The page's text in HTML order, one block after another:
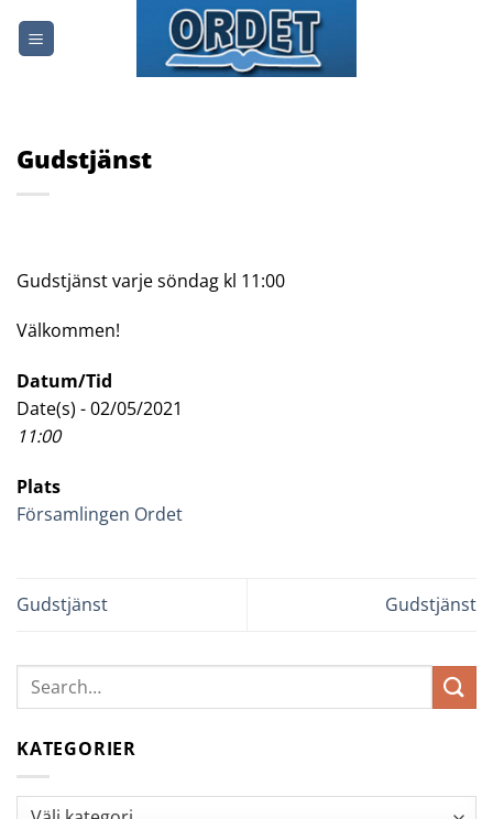
Gudstjänst
Gudstjänst varje söndag kl 11:00
Välkommen!
Datum/Tid
Date(s) - 02/05/2021
11:00
Plats
Församlingen Ordet
Gudstjänst Gudstjänst
KATEGORIER
Kategorier